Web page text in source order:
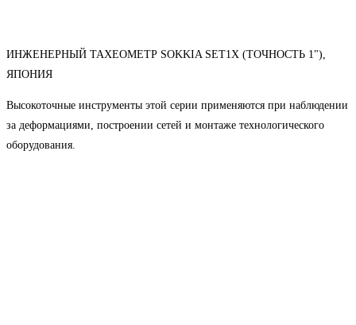
ИНЖЕНЕРНЫЙ ТАХЕОМЕТР SOKKIA SET1X (ТОЧНОСТЬ 1"),
ЯПОНИЯ
Высокоточные инструменты этой серии применяются при наблюдении
за деформациями, построении сетей и монтаже технологического
оборудования.